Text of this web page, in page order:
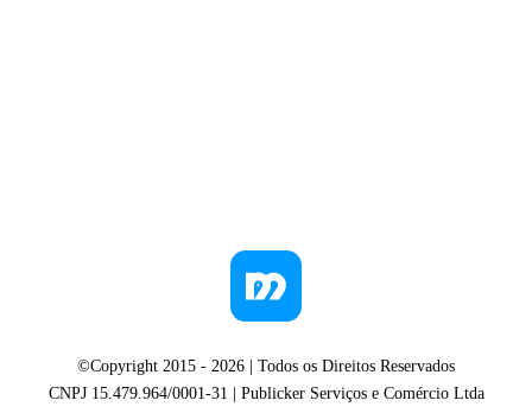
©Copyright 2015 - 2026 | Todos os Direitos Reservados
CNPJ 15.479.964/0001-31 | Publicker Serviços e Comércio Ltda